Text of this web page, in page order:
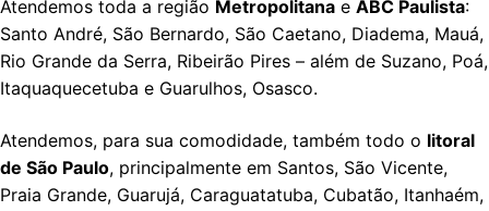
Atendemos toda a região Metropolitana e ABC Paulista:
Santo André, São Bernardo, São Caetano, Diadema, Mauá,
Rio Grande da Serra, Ribeirão Pires – além de Suzano, Poá,
Itaquaquecetuba e Guarulhos, Osasco.
Atendemos, para sua comodidade, também todo o litoral
de São Paulo, principalmente em Santos, São Vicente,
Praia Grande, Guarujá, Caraguatatuba, Cubatão, Itanhaém,